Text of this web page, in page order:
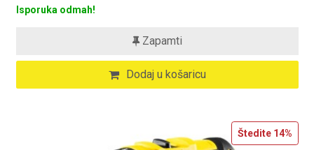
Isporuka odmah!
Zapamti
Dodaj u košaricu
Štedite 14%